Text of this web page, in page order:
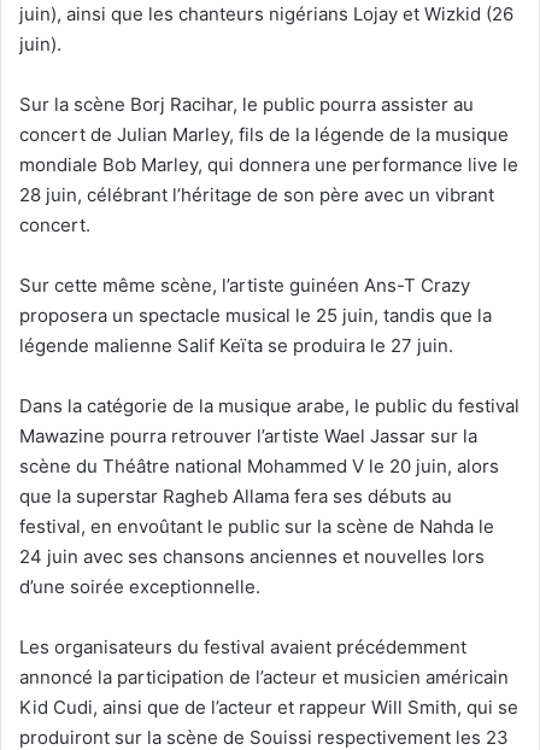
juin), ainsi que les chanteurs nigérians Lojay et Wizkid (26
juin).
Sur la scène Borj Racihar, le public pourra assister au
concert de Julian Marley, fils de la légende de la musique
mondiale Bob Marley, qui donnera une performance live le
28 juin, célébrant l’héritage de son père avec un vibrant
concert.
Sur cette même scène, l’artiste guinéen Ans-T Crazy
proposera un spectacle musical le 25 juin, tandis que la
légende malienne Salif Keïta se produira le 27 juin.
Dans la catégorie de la musique arabe, le public du festival
Mawazine pourra retrouver l’artiste Wael Jassar sur la
scène du Théâtre national Mohammed V le 20 juin, alors
que la superstar Ragheb Allama fera ses débuts au
festival, en envoûtant le public sur la scène de Nahda le
24 juin avec ses chansons anciennes et nouvelles lors
d’une soirée exceptionnelle.
Les organisateurs du festival avaient précédemment
annoncé la participation de l’acteur et musicien américain
Kid Cudi, ainsi que de l’acteur et rappeur Will Smith, qui se
produiront sur la scène de Souissi respectivement les 23